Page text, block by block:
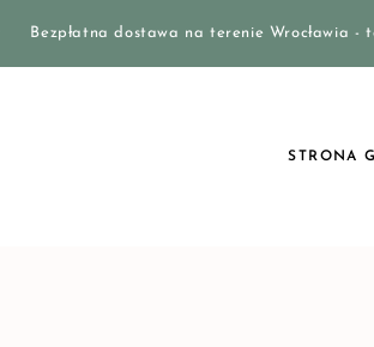
Bezpłatna dostawa na terenie Wrocławia -
STRONA